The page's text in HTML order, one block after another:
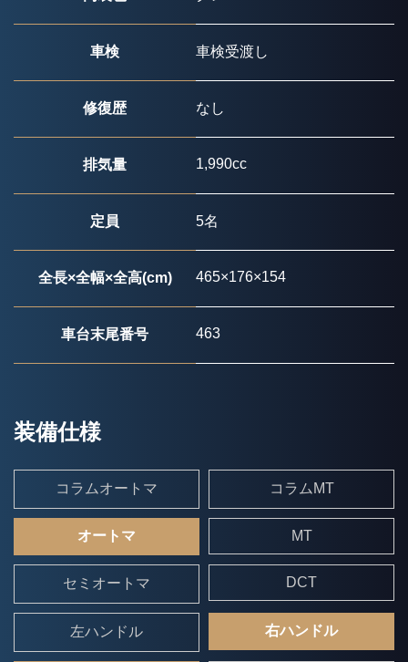
車検 車検受渡し
修復歴 なし
排気量 1,990cc
定員 5名
全長×全幅×全高(cm) 465×176×154
車台末尾番号 463
装備仕様
コラムオートマ コラムMT
オートマ MT
セミオートマ DCT
左ハンドル 右ハンドル